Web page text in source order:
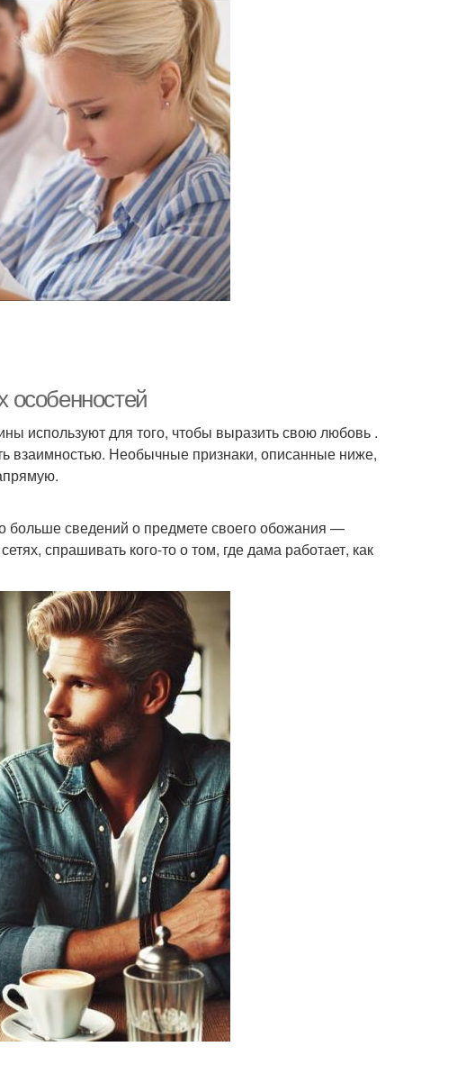
используют для того, чтобы выразить свою любовь .
взаимностью. Необычные признаки, описанные ниже,
больше сведений о предмете своего обожания —
спрашивать кого-то о том, где дама работает, как